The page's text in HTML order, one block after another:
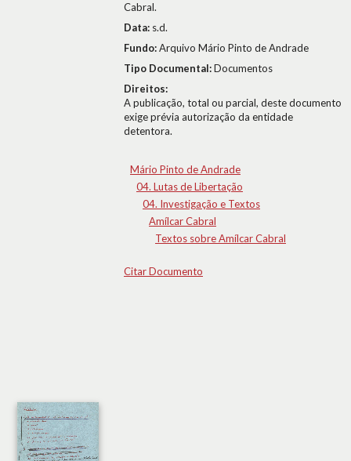
Cabral.
Data: s.d.
Fundo:Arquivo Mário Pinto de Andrade
Tipo Documental:Documentos
Direitos:
A publicação, total ou parcial, deste documento
exige prévia autorização da entidade
detentora.
Mário Pinto de Andrade
04. Lutas de Libertação
04. Investigação e Textos
Amílcar Cabral
Textos sobre Amílcar Cabral
Citar Documento